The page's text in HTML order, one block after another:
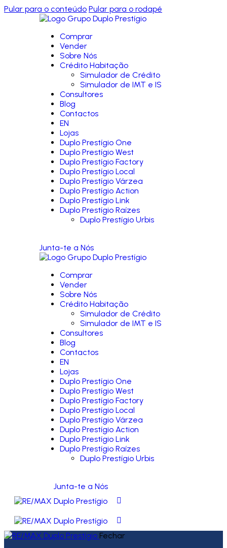
Pular para o conteúdo Pular para o rodapé
Comprar
Vender
Sobre Nós
Crédito Habitação
Simulador de Crédito
Simulador de IMT e IS
Consultores
Blog
Contactos
EN
Lojas
Duplo Prestígio One
Duplo Prestígio West
Duplo Prestígio Factory
Duplo Prestígio Local
Duplo Prestígio Várzea
Duplo Prestígio Action
Duplo Prestígio Link
Duplo Prestígio Raízes
Duplo Prestígio Urbis
Junta-te a Nós
Comprar
Vender
Sobre Nós
Crédito Habitação
Simulador de Crédito
Simulador de IMT e IS
Consultores
Blog
Contactos
EN
Lojas
Duplo Prestígio One
Duplo Prestígio West
Duplo Prestígio Factory
Duplo Prestígio Local
Duplo Prestígio Várzea
Duplo Prestígio Action
Duplo Prestígio Link
Duplo Prestígio Raízes
Duplo Prestígio Urbis
Junta-te a Nós
Fechar